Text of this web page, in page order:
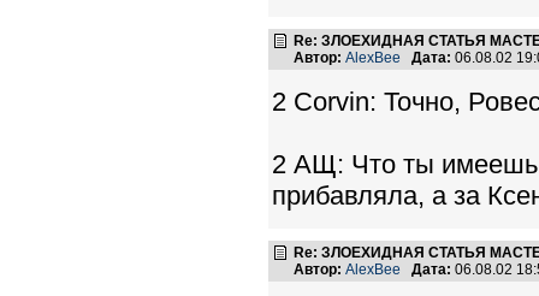
Re: ЗЛОЕХИДНАЯ СТАТЬЯ
Автор: AlexBee Дата: 06.08.02
2 Corvin: Точно,
2 АЩ: Что ты имеешь
прибавляла, а за
Re: ЗЛОЕХИДНАЯ СТАТЬЯ
Автор: AlexBee Дата: 06.08.02